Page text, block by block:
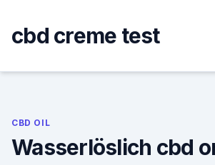
content
cbd creme test
CBD OIL
Wasserlöslich cbd